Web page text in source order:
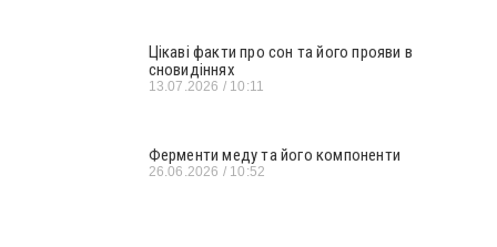
Цікаві факти про сон та його прояви в
сновидіннях
13.07.2026 10:11
Ферменти меду та його компоненти
26.06.2026 10:52